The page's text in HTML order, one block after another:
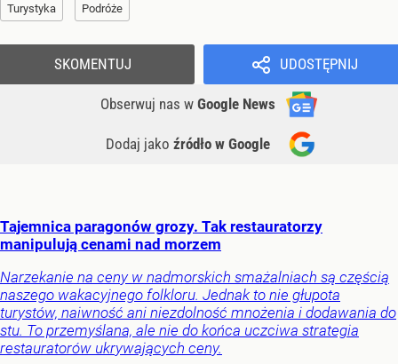
Turystyka Podróże
UDOSTĘPNIJ
Obserwuj nas w Google News
Dodaj jako źródło w Google
SKOMENTUJ
Tajemnica paragonów grozy. Tak restauratorzy
manipulują cenami nad morzem
Narzekanie na ceny w nadmorskich smażalniach są częścią
naszego wakacyjnego folkloru. Jednak to nie głupota
turystów, naiwność ani niezdolność mnożenia i dodawania do
stu. To przemyślana, ale nie do końca uczciwa strategia
restauratorów ukrywających ceny.